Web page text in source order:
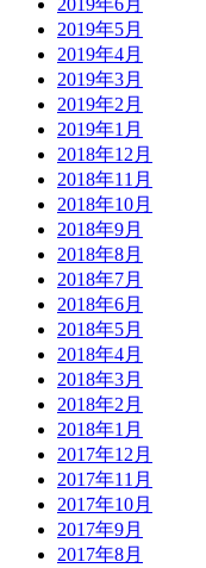
2019年6月
2019年5月
2019年4月
2019年3月
2019年2月
2019年1月
2018年12月
2018年11月
2018年10月
2018年9月
2018年8月
2018年7月
2018年6月
2018年5月
2018年4月
2018年3月
2018年2月
2018年1月
2017年12月
2017年11月
2017年10月
2017年9月
2017年8月